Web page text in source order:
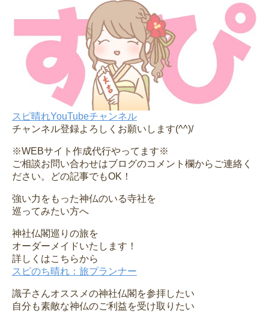
スピ晴れYouTubeチャンネル
チャンネル登録よろしくお願いします(^^)/
※WEBサイト作成代行やってます※
ご相談お問い合わせはブログのコメント欄からご連絡く
ださい。どの記事でもOK！
強い力をもった神仏のいる寺社を
巡ってみたい方へ
神社仏閣巡りの旅を
オーダーメイドいたします！
詳しくはこちらから
スピのち晴れ：旅プランナー
識子さんオススメの神社仏閣を参拝したい
自分も素敵な神仏のご利益を受け取りたい